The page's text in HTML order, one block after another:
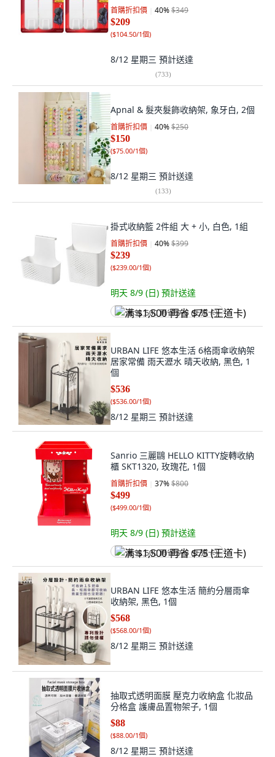
首購折扣價 40%$349
$209
($104.50/1個)
8/12 星期三 預計送達
(733)
Apnal & 髮夾髮飾收納架, 象牙白, 2個
首購折扣價 40%$250
$150
($75.00/1個)
8/12 星期三 預計送達
(133)
掛式收納籃 2件組 大 + 小, 白色, 1組
首購折扣價 40%$399
$239
($239.00/1個)
明天 8/9 (日) 預計送達
满 $1,500 再省 $75 (王道卡)
URBAN LIFE 悠本生活 6格雨傘收納架
居家常備 雨天瀝水 晴天收納, 黑色, 1
個
$536
($536.00/1個)
8/12 星期三 預計送達
Sanrio 三麗鷗 HELLO KITTY旋轉收納
櫃 SKT1320, 玫瑰花, 1個
首購折扣價 37%$800
$499
($499.00/1個)
明天 8/9 (日) 預計送達
满 $1,500 再省 $75 (王道卡)
URBAN LIFE 悠本生活 簡約分層雨傘
收納架, 黑色, 1個
$568
($568.00/1個)
8/12 星期三 預計送達
抽取式透明面膜 壓克力收納盒 化妝品
分格盒 護膚品置物架子, 1個
$88
($88.00/1個)
8/12 星期三 預計送達